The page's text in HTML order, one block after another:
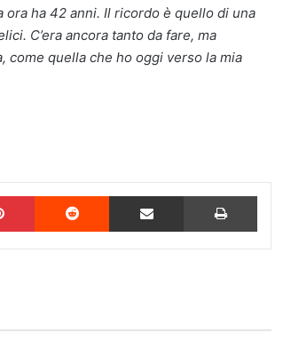
ha 42 anni. Il ricordo è quello di una
C’era ancora tanto da fare, ma
come quella che ho oggi verso la mia
Pinterest Reddit Condividi via Email Stampa